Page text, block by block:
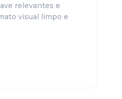
relevantes e
visual limpo e